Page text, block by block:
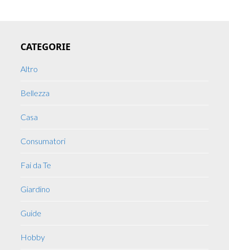
Sidebar
CATEGORIE
Altro
Bellezza
Casa
Consumatori
Fai da Te
Giardino
Guide
Hobby